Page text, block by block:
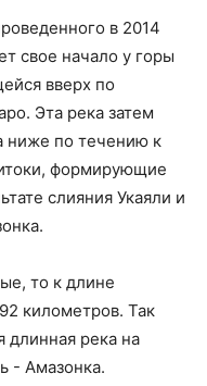
в 2014
свое начало у горы
вверх по
Эта река затем
ниже по течению к
формирующие
слияния Укаяли и
то к длине
километров. Так
длинная река на
- Амазонка.